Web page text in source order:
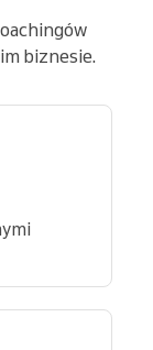
biznesie.